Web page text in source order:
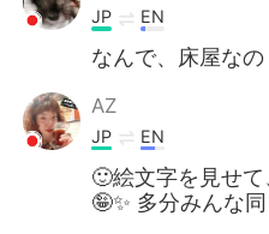
JP EN
なんで、床屋な
AZ
JP EN
🙂絵文字を見せ
🤪✨ 多分みんな